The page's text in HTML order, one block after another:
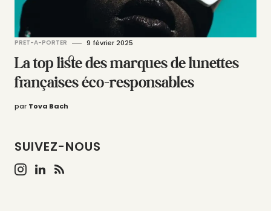
PRET-A-PORTER 9 février 2025
La top liste des marques de lunettes
françaises éco-responsables
par Tova Bach
SUIVEZ-NOUS